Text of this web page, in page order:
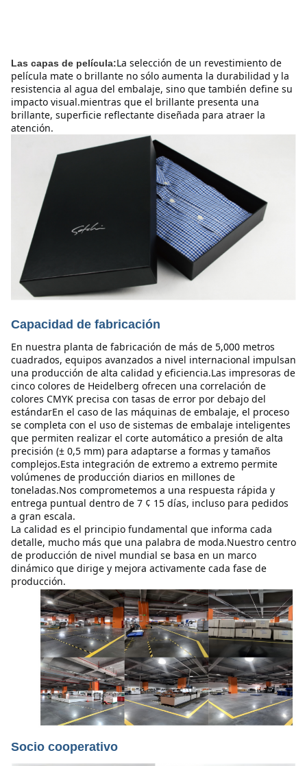
Las capas de película:La selección de un revestimiento de
película mate o brillante no sólo aumenta la durabilidad y la
resistencia al agua del embalaje, sino que también define su
impacto visual.mientras que el brillante presenta una
brillante, superficie reflectante diseñada para atraer la
atención.
Capacidad de fabricación
En nuestra planta de fabricación de más de 5,000 metros
cuadrados, equipos avanzados a nivel internacional impulsan
una producción de alta calidad y eficiencia.Las impresoras de
cinco colores de Heidelberg ofrecen una correlación de
colores CMYK precisa con tasas de error por debajo del
estándarEn el caso de las máquinas de embalaje, el proceso
se completa con el uso de sistemas de embalaje inteligentes
que permiten realizar el corte automático a presión de alta
precisión (± 0,5 mm) para adaptarse a formas y tamaños
complejos.Esta integración de extremo a extremo permite
volúmenes de producción diarios en millones de
toneladas.Nos comprometemos a una respuesta rápida y
entrega puntual dentro de 7 ¢ 15 días, incluso para pedidos
a gran escala.
La calidad es el principio fundamental que informa cada
detalle, mucho más que una palabra de moda.Nuestro centro
de producción de nivel mundial se basa en un marco
dinámico que dirige y mejora activamente cada fase de
producción.
Socio cooperativo